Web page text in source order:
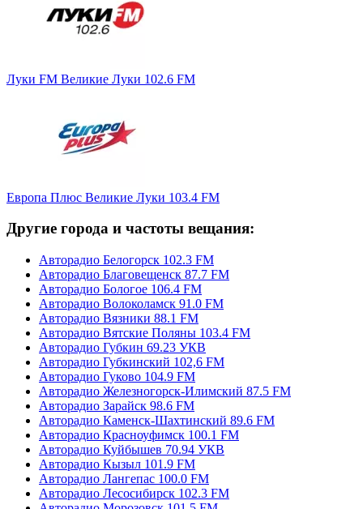
Луки FM Великие Луки 102.6 FM
Европа Плюс Великие Луки 103.4 FM
Другие города и частоты вещания:
Авторадио Белогорск 102.3 FM
Авторадио Благовещенск 87.7 FM
Авторадио Бологое 106.4 FM
Авторадио Волоколамск 91.0 FM
Авторадио Вязники 88.1 FM
Авторадио Вятские Поляны 103.4 FM
Авторадио Губкин 69.23 УКВ
Авторадио Губкинский 102,6 FM
Авторадио Гуково 104.9 FM
Авторадио Железногорск-Илимский 87.5 FM
Авторадио Зарайск 98.6 FM
Авторадио Каменск-Шахтинский 89.6 FM
Авторадио Красноуфимск 100.1 FM
Авторадио Куйбышев 70.94 УКВ
Авторадио Кызыл 101.9 FM
Авторадио Лангепас 100.0 FM
Авторадио Лесосибирск 102.3 FM